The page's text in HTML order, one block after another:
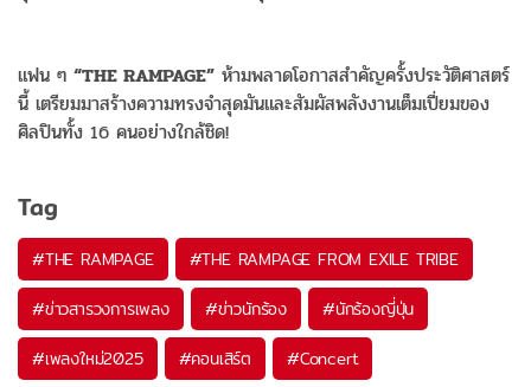
แฟน ๆ “THE RAMPAGE” ห้ามพลาดโอกาสสำคัญครั้งประวัติศาสตร์
นี้ เตรียมมาสร้างความทรงจำสุดมันและสัมผัสพลังงานเต็มเปี่ยมของ
ศิลปินทั้ง 16 คนอย่างใกล้ชิด!
Tag
#THE RAMPAGE #THE RAMPAGE FROM EXILE TRIBE
#ข่าวสารวงการเพลง #ข่าวนักร้อง #นักร้องญี่ปุ่น
#เพลงใหม่2025 #คอนเสิร์ต #Concert